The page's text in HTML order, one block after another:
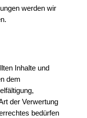
werden wir
Inhalte und
dem
der Verwertung
bedürfen